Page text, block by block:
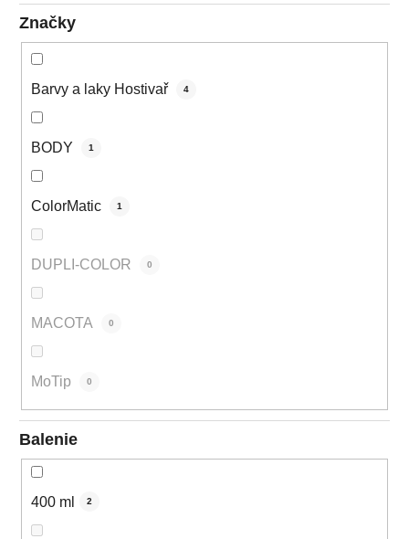
Značky
Barvy a laky Hostivař 4
BODY 1
ColorMatic 1
DUPLI-COLOR 0
MACOTA 0
MoTip 0
Balenie
400 ml 2